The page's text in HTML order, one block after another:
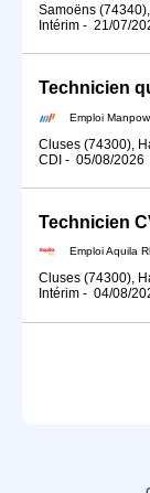
Samoëns
Intérim - 21/07/
Technicien
Emploi
Cluses (74300),
CDI - 05/08/2026
Technicien
Emploi Aquila
Cluses (74300),
Intérim - 04/08/